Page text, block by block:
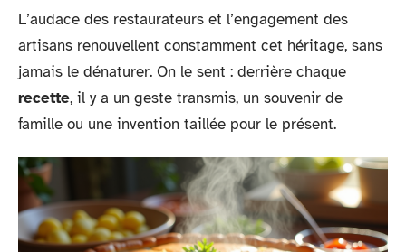
L’audace des restaurateurs et l’engagement des
artisans renouvellent constamment cet héritage, sans
jamais le dénaturer. On le sent : derrière chaque
recette, il y a un geste transmis, un souvenir de
famille ou une invention taillée pour le présent.